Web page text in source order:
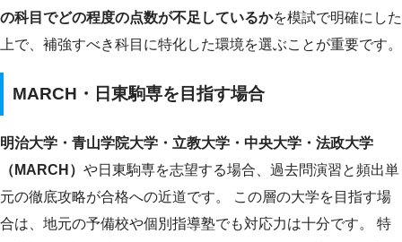
の科目でどの程度の点数が不足しているかを模試で明確にした
上で、補強すべき科目に特化した環境を選ぶことが重要です。
MARCH・日東駒専を目指す場合
明治大学・青山学院大学・立教大学・中央大学・法政大学
（MARCH） や日東駒専を志望する場合、過去問演習と頻出単
元の徹底攻略が合格への近道です。 この層の大学を目指す場
合は、地元の予備校や個別指導塾でも対応力は十分です。 特